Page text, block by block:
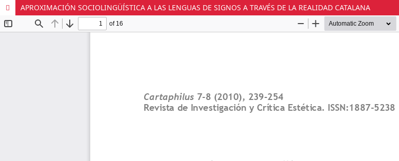
APROXIMACIÓN SOCIOLINGÜÍSTICA A LAS LENGUAS DE SIGNOS A TRAVÉS DE LA REALIDAD CATALANA